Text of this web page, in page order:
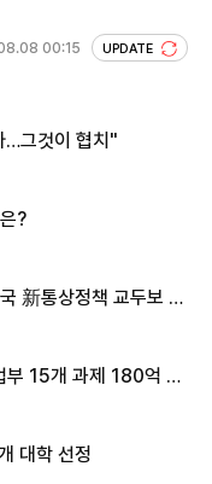
00:15 UPDATE
…그것이 협치"
?
新통상정책 교두보 활
부 15개 과제 180억 지
대학 선정